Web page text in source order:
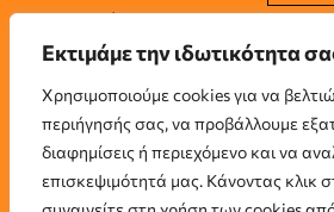
Εκτιμάμε την ιδωτικότητα
Χρησιμοποιούμε cookies για να
περιήγησής σας, να προβάλλουμε
διαφημίσεις ή περιεχόμενο και να
επισκεψιμότητά μας. Κάνοντας κλικ
Επικοινωνία
Όροι Χρήσης
Πολιτική Απορρήτου
Πολιτική Cookies